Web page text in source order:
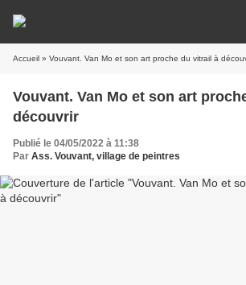
Accueil » Vouvant. Van Mo et son art proche du vitrail à
Vouvant. Van Mo et son art
découvrir
Publié le 04/05/2022 à 11:38
Par Ass. Vouvant, village de peintres